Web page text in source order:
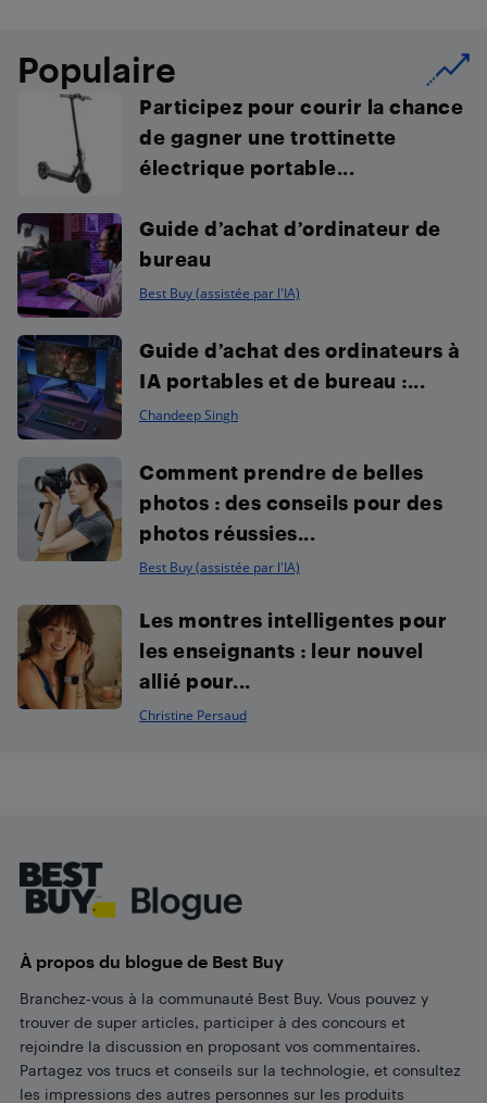
Populaire
Participez pour courir la chance
de gagner une trottinette
électrique portable...
Guide d’achat d’ordinateur de
bureau
Best Buy (assistée par l'IA)
Guide d’achat des ordinateurs à
IA portables et de bureau :...
Chandeep Singh
Comment prendre de belles
photos : des conseils pour des
photos réussies...
Best Buy (assistée par l'IA)
Les montres intelligentes pour
les enseignants : leur nouvel
allié pour...
Christine Persaud
À propos du blogue de Best Buy
Branchez-vous à la communauté Best Buy. Vous pouvez y
trouver de super articles, participer à des concours et
rejoindre la discussion en proposant vos commentaires.
Partagez vos trucs et conseils sur la technologie, et consultez
les impressions des autres personnes sur les produits